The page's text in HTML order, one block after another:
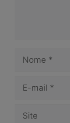
Nome
Site